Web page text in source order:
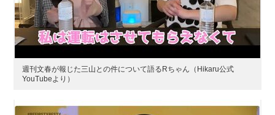
週刊文春が報じた三山との件について語るRちゃん（Hikaru公式
YouTubeより）